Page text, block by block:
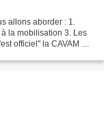
allons aborder : 1.
la mobilisation 3. Les
officiel" la CAVAM est